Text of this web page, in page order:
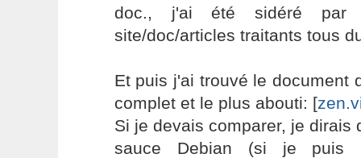
doc., j'ai été sidéré par
site/doc/articles traitants tous
Et puis j'ai trouvé le document
complet et le plus abouti: [
Si je devais comparer, je dirais
sauce Debian (si je puis